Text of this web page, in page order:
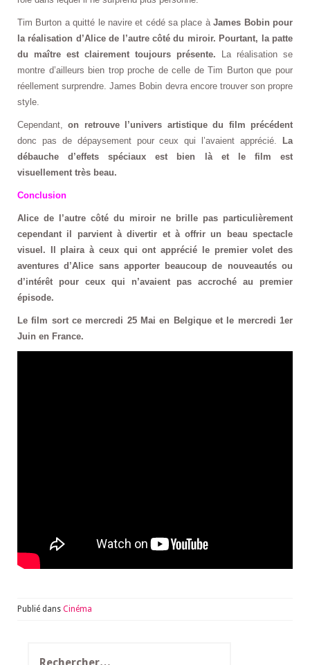
Tim Burton a quitté le navire et cédé sa place àJames Bobin pour
la réalisation d’Alice de l’autre côté du miroir. Pourtant, la patte
du maître est clairement toujours présente.
La réalisation se
montre d’ailleurs bien trop proche de celle de Tim Burton que pour
réellement surprendre. James Bobin devra encore trouver son propre
style.
Cependant,on retrouve l’univers artistique du film précédent
donc pas de dépaysement pour ceux qui l’avaient apprécié.
La
débauche d’effets spéciaux est bien là et le film est
visuellement très beau.
Conclusion
Alice de l’autre côté du miroir ne brille pas particulièrement
cependant il parvient à divertir et à offrir un beau spectacle
visuel. Il plaira à ceux qui ont apprécié le premier volet des
aventures d’Alice sans apporter beaucoup de nouveautés ou
d’intérêt pour ceux qui n’avaient pas accroché au premier
épisode.
Le film sort ce mercredi 25 Mai en Belgique et le mercredi 1er
Juin en France.
Publié dans Cinéma